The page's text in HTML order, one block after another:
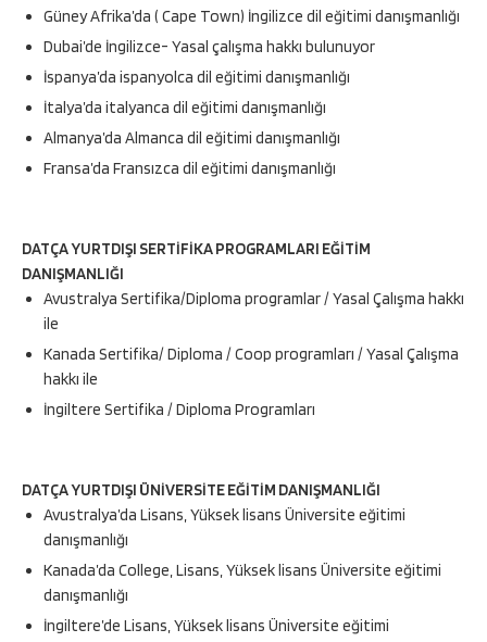
Güney Afrika’da ( Cape Town) İngilizce dil eğitimi danışmanlığı
Dubai’de İngilizce- Yasal çalışma hakkı bulunuyor
İspanya’da ispanyolca dil eğitimi danışmanlığı
İtalya’da italyanca dil eğitimi danışmanlığı
Almanya’da Almanca dil eğitimi danışmanlığı
Fransa’da Fransızca dil eğitimi danışmanlığı
DATÇA YURTDIŞI SERTİFİKA PROGRAMLARI EĞİTİM
DANIŞMANLIĞI
Avustralya Sertifika/Diploma programlar / Yasal Çalışma hakkı
ile
Kanada Sertifika/ Diploma / Coop programları / Yasal Çalışma
hakkı ile
İngiltere Sertifika / Diploma Programları
DATÇA YURTDIŞI ÜNİVERSİTE EĞİTİM DANIŞMANLIĞI
Avustralya’da Lisans, Yüksek lisans Üniversite eğitimi
danışmanlığı
Kanada’da College, Lisans, Yüksek lisans Üniversite eğitimi
danışmanlığı
İngiltere’de Lisans, Yüksek lisans Üniversite eğitimi